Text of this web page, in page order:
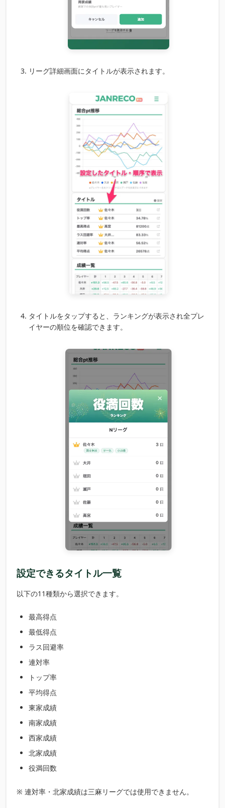
リーグ詳細画面にタイトルが表示されます。
タイトルをタップすると、ランキングが表示され全プレ
イヤーの順位を確認できます。
設定できるタイトル一覧
以下の11種類から選択できます。
最高得点
最低得点
ラス回避率
連対率
トップ率
平均得点
東家成績
南家成績
西家成績
北家成績
役満回数
※ 連対率・北家成績は三麻リーグでは使用できません。